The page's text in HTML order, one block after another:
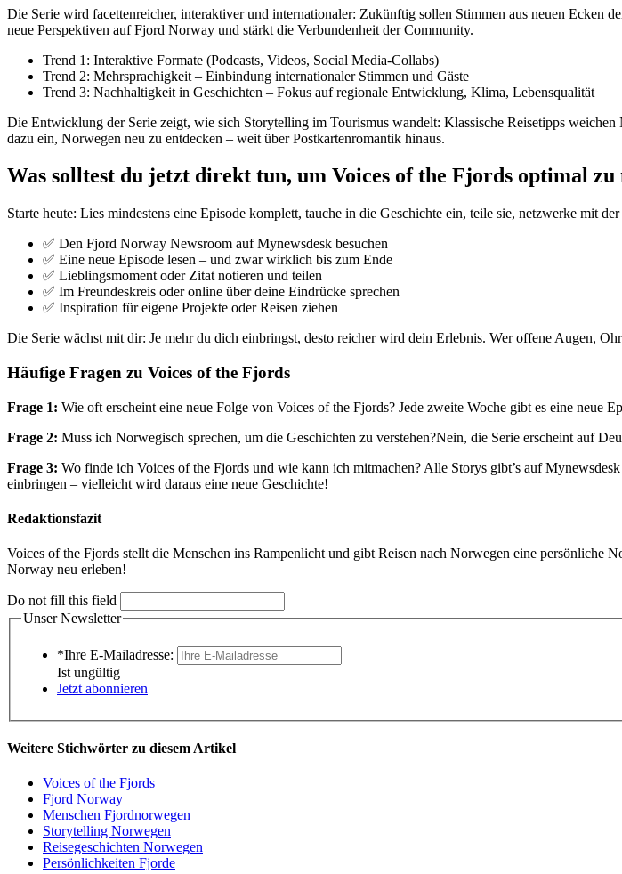
Die Serie wird facettenreicher, interaktiver und internationaler: Zukünftig sollen Stimmen aus neuen Ecken
neue Perspektiven auf Fjord Norway und stärkt die Verbundenheit der Community.
Trend 1: Interaktive Formate (Podcasts, Videos, Social Media-Collabs)
Trend 2: Mehrsprachigkeit – Einbindung internationaler Stimmen und Gäste
Trend 3: Nachhaltigkeit in Geschichten – Fokus auf regionale Entwicklung, Klima, Lebensqualität
Die Entwicklung der Serie zeigt, wie sich Storytelling im Tourismus wandelt: Klassische Reisetipps
dazu ein, Norwegen neu zu entdecken – weit über Postkartenromantik hinaus.
Was solltest du jetzt direkt tun, um Voices of the Fjords optimal zu
Starte heute: Lies mindestens eine Episode komplett, tauche in die Geschichte ein, teile sie, netzwerke mit
✅ Den Fjord Norway Newsroom auf Mynewsdesk besuchen
✅ Eine neue Episode lesen – und zwar wirklich bis zum Ende
✅ Lieblingsmoment oder Zitat notieren und teilen
✅ Im Freundeskreis oder online über deine Eindrücke sprechen
✅ Inspiration für eigene Projekte oder Reisen ziehen
Die Serie wächst mit dir: Je mehr du dich einbringst, desto reicher wird dein Erlebnis. Wer offene Augen,
Häufige Fragen zu Voices of the Fjords
Frage 1: Wie oft erscheint eine neue Folge von Voices of the Fjords? Jede zweite Woche gibt es eine neue
Frage 2: Muss ich Norwegisch sprechen, um die Geschichten zu verstehen?Nein, die Serie erscheint auf
Frage 3: Wo finde ich Voices of the Fjords und wie kann ich mitmachen? Alle Storys gibt’s auf
einbringen – vielleicht wird daraus eine neue Geschichte!
Redaktionsfazit
Voices of the Fjords stellt die Menschen ins Rampenlicht und gibt Reisen nach Norwegen eine persönliche
Norway neu erleben!
Do not fill this field
Unser Newsletter
*Ihre E-Mailadresse:
Ist ungültig
Jetzt abonnieren
Weitere Stichwörter zu diesem Artikel
Voices of the Fjords
Fjord Norway
Menschen Fjordnorwegen
Storytelling Norwegen
Reisegeschichten Norwegen
Persönlichkeiten Fjorde